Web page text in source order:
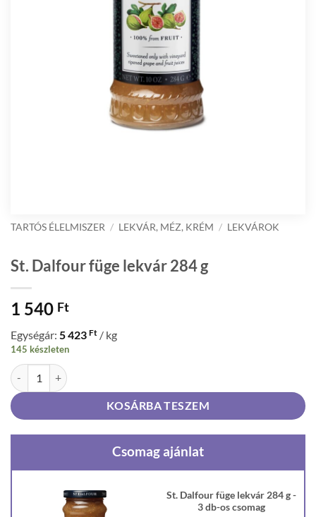
TARTÓS ÉLELMISZER / LEKVÁR, MÉZ, KRÉM / LEKVÁROK
St. Dalfour füge lekvár 284 g
1 540 Ft
Egységár: 5 423 Ft / kg
145 készleten
St. Dalfour füge lekvár 284 g mennyiség
KOSÁRBA TESZEM
Csomag ajánlat
St. Dalfour füge lekvár 284 g -
3 db-os csomag